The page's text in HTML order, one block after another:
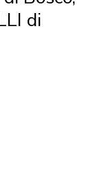
di